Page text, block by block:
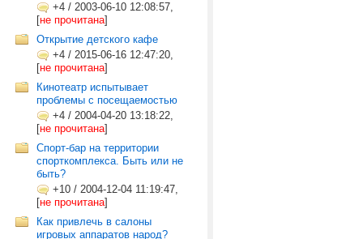
+4 / 2003-06-10 12:08:57,
[не прочитана]
Открытие детского кафе
+4 / 2015-06-16 12:47:20,
[не прочитана]
Кинотеатр испытывает
проблемы с посещаемостью
+4 / 2004-04-20 13:18:22,
[не прочитана]
Спорт-бар на территории
спорткомплекса. Быть или не
быть?
+10 / 2004-12-04 11:19:47,
[не прочитана]
Как привлечь в салоны
игровых аппаратов народ?